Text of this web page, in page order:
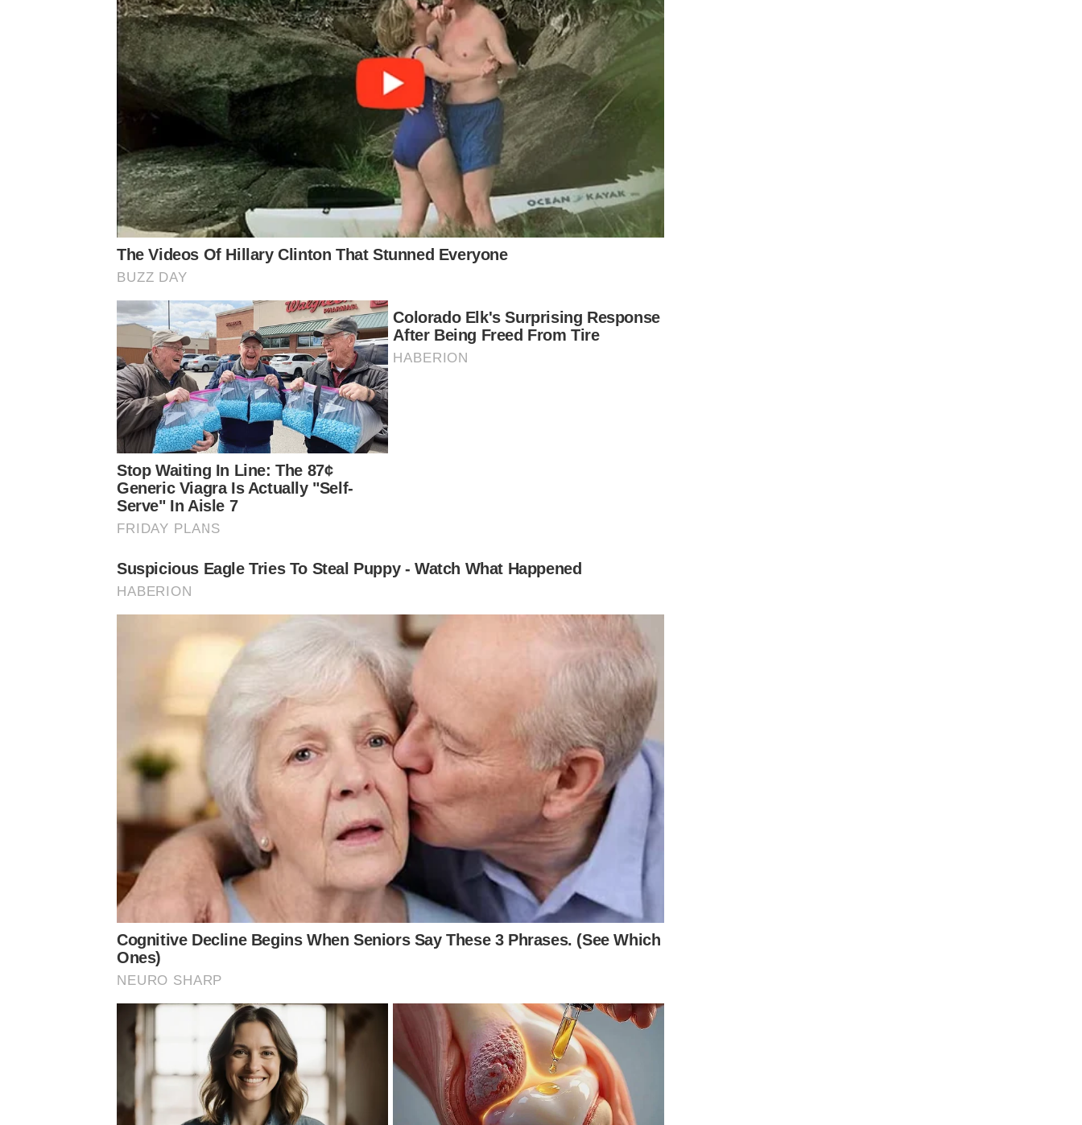
ในภาพ ดาว พิมพ์ทอง ปรากฏตัวในชุดบิกินี่ทูพีซสีน้ำตาลที่โชว์ให้เห็นถึงรูปร่างที่เป๊ะปัง ผิวขาวเนียนละเอียด และ
เนินอกอึ๋มที่เป็นจุดเด่น ทำเอาหลายคนถึงกับต้องใจสั่นกับความเซ็กซี่ที่เปล่งประกายออกมาเต็มที่ แม้จะสวมเสื้อคลุม
ทับแต่ก็ปิดบังความร้อนแรงของเธอเอาไว้ไม่อยู่
ภาพชุดนี้ของดาว พิมพ์ทอง ได้รับการตอบรับอย่างดีจากแฟนๆ ที่ต่างเข้ามาคอมเมนต์ชมความสวยงามและความ
เซ็กซี่ของเธอ อาทิ “สวยมากค่ะ”, “หุ่นดีมาก”, “แซ่บเกินไปแล้ว”, “ใจละลาย” และอีกมากมาย
The Videos Of Hillary Clinton That Stunned Everyone
BUZZ DAY
Stop Waiting In Line: The 87¢
Generic Viagra Is Actually "Self-
Serve" In Aisle 7
FRIDAY PLANS
Colorado Elk's Surprising Response
After Being Freed From Tire
HABERION
Suspicious Eagle Tries To Steal Puppy - Watch What Happened
HABERION
Cognitive Decline Begins When Seniors Say These 3 Phrases. (See Which
Ones)
NEURO SHARP